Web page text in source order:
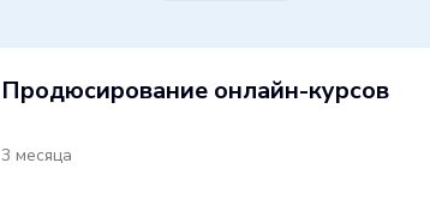
Продюсирование онлайн-курсов
3 месяца